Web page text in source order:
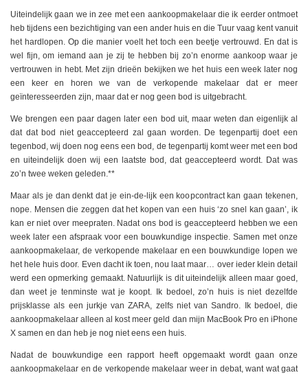
Uiteindelijk gaan we in zee met een aankoopmakelaar die ik eerder ontmoet
heb tijdens een bezichtiging van een ander huis en die Tuur vaag kent vanuit
het hardlopen. Op die manier voelt het toch een beetje vertrouwd. En dat is
wel fijn, om iemand aan je zij te hebben bij zo’n enorme aankoop waar je
vertrouwen in hebt. Met zijn drieën bekijken we het huis een week later nog
een keer en horen we van de verkopende makelaar dat er meer
geïnteresseerden zijn, maar dat er nog geen bod is uitgebracht.
We brengen een paar dagen later een bod uit, maar weten dan eigenlijk al
dat dat bod niet geaccepteerd zal gaan worden. De tegenpartij doet een
tegenbod, wij doen nog eens een bod, de tegenpartij komt weer met een bod
en uiteindelijk doen wij een laatste bod, dat geaccepteerd wordt. Dat was
zo’n twee weken geleden.**
Maar als je dan denkt dat je ein-de-lijk een koopcontract kan gaan tekenen,
nope. Mensen die zeggen dat het kopen van een huis ‘zo snel kan gaan’, ik
kan er niet over meepraten. Nadat ons bod is geaccepteerd hebben we een
week later een afspraak voor een bouwkundige inspectie. Samen met onze
aankoopmakelaar, de verkopende makelaar en een bouwkundige lopen we
het hele huis door. Even dacht ik toen, nou laat maar… over ieder klein detail
werd een opmerking gemaakt. Natuurlijk is dit uiteindelijk alleen maar goed,
dan weet je tenminste wat je koopt. Ik bedoel, zo’n huis is niet dezelfde
prijsklasse als een jurkje van ZARA, zelfs niet van Sandro. Ik bedoel, die
aankoopmakelaar alleen al kost meer geld dan mijn MacBook Pro en iPhone
X samen en dan heb je nog niet eens een huis.
Nadat de bouwkundige een rapport heeft opgemaakt wordt gaan onze
aankoopmakelaar en de verkopende makelaar weer in debat, want wat gaat